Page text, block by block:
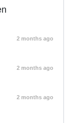
2 months ago
2 months ago
2 months ago